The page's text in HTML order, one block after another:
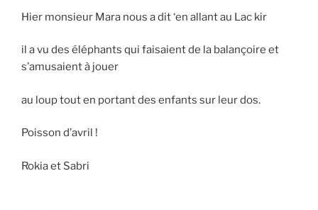
Hier monsieur Mara nous a dit ‘en allant au Lac kir
il a vu des éléphants qui faisaient de la balançoire et
s’amusaient à jouer
au loup tout en portant des enfants sur leur dos.
Poisson d’avril !
Rokia et Sabri